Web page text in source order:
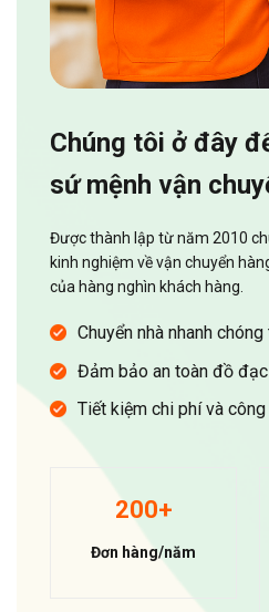
Chúng tôi ở đây
sứ mệnh vận
Được thành lập từ năm 2010
kinh nghiệm về vận chuyển
của hàng nghìn khách hàng.
Chuyển nhà nhanh
Đảm bảo an toàn đồ
Tiết kiệm chi phí và
200+
Đơn hàng/năm